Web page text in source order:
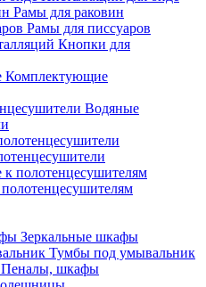
Рамы для раковин
Рамы для писсуаров
Кнопки для
Комплектующие
Водяные
Зеркальные шкафы
Тумбы под умывальник
Пеналы, шкафы